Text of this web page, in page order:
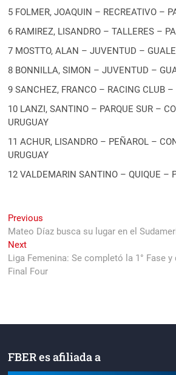
5 FOLMER, JOAQUIN – RECREATIVO –
6 RAMIREZ, LISANDRO – TALLERES –
7 MOSTTO, ALAN – JUVENTUD –
8 BONNILLA, SIMON – JUVENTUD –
9 SANCHEZ, FRANCO – RACING CLUB –
10 LANZI, SANTINO – PARQUE SUR –
URUGUAY
11 ACHUR, LISANDRO – PEÑAROL –
URUGUAY
12 VALDEMARIN SANTINO – QUIQUE –
Navegación
de
entradas
Previous
post:
Mateo Díaz busca su lugar en el
NextNext
post:
Liga Femenina: Se completó la 1° Fase y
Final Four
FBER es afiliada a